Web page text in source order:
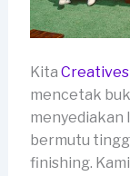
Kita
mencetak
menyediakan
bermutu
finishing.